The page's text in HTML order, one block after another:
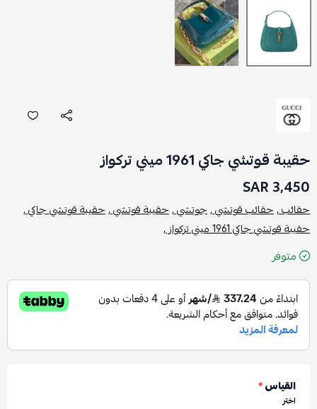
حقيبة قوتشي جاكي 1961 ميني تركواز
3,450 SAR
حقائب ,حقائب قوتشي ,جوتشي ,حقيبة قوتشي ,حقيبة قوتشي جاكي ,
حقيبة قوتشي جاكي 1961 ميني تركواز ,
متوفر
القياس*
اختر